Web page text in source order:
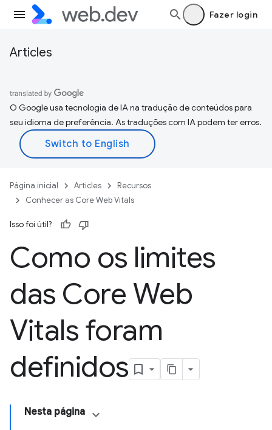
Fazer login
Articles
O Google usa tecnologia de IA na tradução de conteúdos para
seu idioma de preferência. As traduções com IA podem ter erros.
Página inicial Articles
Recursos
Conhecer as Core Web Vitals
Isso foi útil?
Como os limites
das Core Web
Vitals foram
definidos
Nesta página